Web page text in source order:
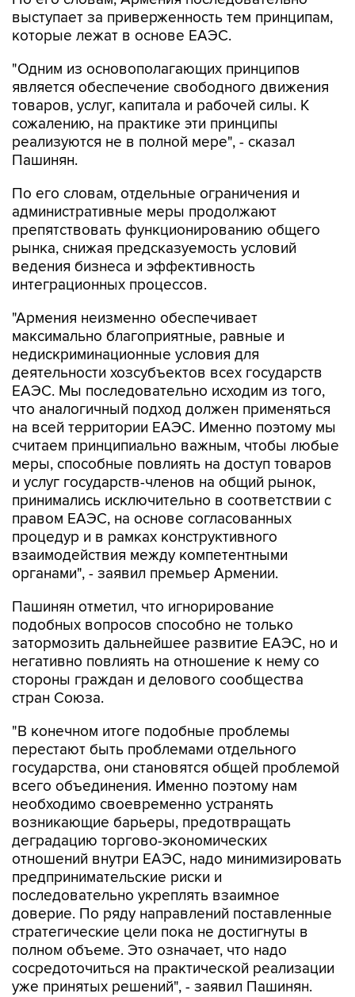
выступает за приверженность тем принципам,
которые лежат в основе ЕАЭС.
"Одним из основополагающих принципов
является обеспечение свободного движения
товаров, услуг, капитала и рабочей силы. К
сожалению, на практике эти принципы
реализуются не в полной мере", - сказал
Пашинян.
По его словам, отдельные ограничения и
административные меры продолжают
препятствовать функционированию общего
рынка, снижая предсказуемость условий
ведения бизнеса и эффективность
интеграционных процессов.
"Армения неизменно обеспечивает
максимально благоприятные, равные и
недискриминационные условия для
деятельности хозсубъектов всех государств
ЕАЭС. Мы последовательно исходим из того,
что аналогичный подход должен применяться
на всей территории ЕАЭС. Именно поэтому мы
считаем принципиально важным, чтобы любые
меры, способные повлиять на доступ товаров
и услуг государств-членов на общий рынок,
принимались исключительно в соответствии с
правом ЕАЭС, на основе согласованных
процедур и в рамках конструктивного
взаимодействия между компетентными
органами", - заявил премьер Армении.
Пашинян отметил, что игнорирование
подобных вопросов способно не только
затормозить дальнейшее развитие ЕАЭС, но и
негативно повлиять на отношение к нему со
стороны граждан и делового сообщества
стран Союза.
"В конечном итоге подобные проблемы
перестают быть проблемами отдельного
государства, они становятся общей проблемой
всего объединения. Именно поэтому нам
необходимо своевременно устранять
возникающие барьеры, предотвращать
деградацию торгово-экономических
отношений внутри ЕАЭС, надо минимизировать
предпринимательские риски и
последовательно укреплять взаимное
доверие. По ряду направлений поставленные
стратегические цели пока не достигнуты в
полном объеме. Это означает, что надо
сосредоточиться на практической реализации
уже принятых решений", - заявил Пашинян.